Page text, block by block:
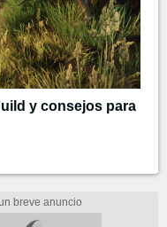
y consejos para